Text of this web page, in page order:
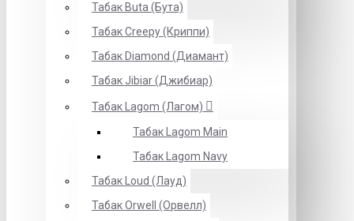
Табак Buta (Бута)
Табак Creepy (Криппи)
Табак Diamond (Диамант)
Табак Jibiar (Джибиар)
Табак Lagom (Лагом)
Табак Lagom Main
Табак Lagom Navy
Табак Loud (Лауд)
Табак Orwell (Орвелл)